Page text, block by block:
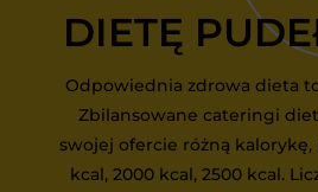
DIETĘ
Odpowiednia zdrowa dieta
Zbilansowane cateringi
swojej ofercie różną kalorykę,
kcal, 2000 kcal, 2500 kcal.